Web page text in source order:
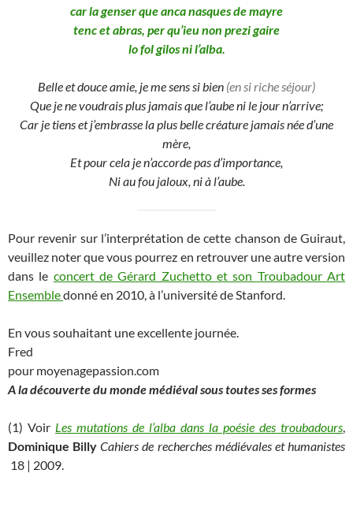
car la genser que anca nasques de mayre
tenc et abras, per qu’ieu non prezi gaire
lo fol gilos ni l’alba.
Belle et douce amie, je me sens si bien (en si riche séjour)
Que je ne voudrais plus jamais que l’aube ni le jour n’arrive;
Car je tiens et j’embrasse la plus belle créature jamais née d’une
mère,
Et pour cela je n’accorde pas d’importance,
Ni au fou jaloux, ni à l’aube.
Pour revenir sur l’interprétation de cette chanson de Guiraut,
veuillez noter que vous pourrez en retrouver une autre version
dans le concert de Gérard Zuchetto et son Troubadour Art
Ensembledonné en 2010, à l’université de Stanford.
En vous souhaitant une excellente journée.
Fred
pour moyenagepassion.com
A la découverte du monde médiéval sous toutes ses formes
(1) Voir Les mutations de l’alba dans la poésie des troubadours,
Dominique Billy Cahiers de recherches médiévales et humanistes
18 | 2009.